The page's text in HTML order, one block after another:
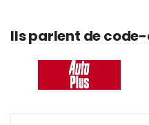
Ils parlent de